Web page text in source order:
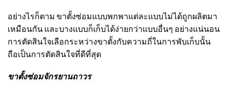
อย่างไรก็ตาม ขาตั้งซ่อมแบบพกพาแต่ละแบบไม่ได้ถูกผลิตมา
เหมือนกัน และบางแบบก็เก็บได้ง่ายกว่าแบบอื่นๆ อย่างแน่นอน
การตัดสินใจเลือกระหว่างขาตั้งกับความถี่ในการพับเก็บนั้น
ถือเป็นการตัดสินใจที่ดีที่สุด
ขาตั้งซ่อมจักรยานถาวร